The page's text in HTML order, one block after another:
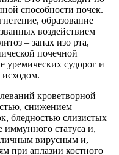
способности почек.
образование
воздействием
– запах изо рта,
почечной
уремических судорог и
кроветворной
снижением
бледностью слизистых
статуса и,
вирусным и,
при аплазии костного